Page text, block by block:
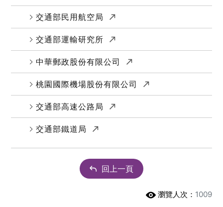
交通部民用航空局
交通部運輸研究所
中華郵政股份有限公司
桃園國際機場股份有限公司
交通部高速公路局
交通部鐵道局
回上一頁
瀏覽人次： 1009